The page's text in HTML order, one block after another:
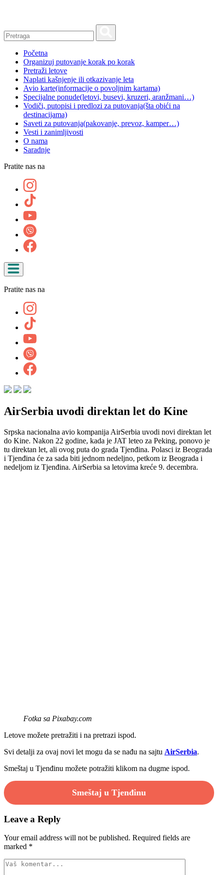
Početna
Organizuj putovanje korak po korak
Pretraži letove
Naplati kašnjenje ili otkazivanje leta
Avio karte(informacije o povoljnim kartama)
Specijalne ponude(letovi, busevi, kruzeri, aranžmani…)
Vodiči, putopisi i predlozi za putovanja(šta obići na
destinacijama)
Saveti za putovanja(pakovanje, prevoz, kamper…)
Vesti i zanimljivosti
O nama
Saradnje
Pratite nas na
Pratite nas na
AirSerbia uvodi direktan let do Kine
Srpska nacionalna avio kompanija AirSerbia uvodi novi direktan let
do Kine. Nakon 22 godine, kada je JAT leteo za Peking, ponovo je
tu direktan let, ali ovog puta do grada Tjenđina. Polasci iz Beograda
i Tjenđina će za sada biti jednom nedeljno, petkom iz Beograda i
nedeljom iz Tjenđina. AirSerbia sa letovima kreće 9. decembra.
Fotka sa Pixabay.com
Letove možete pretražiti i na pretrazi ispod.
Svi detalji za ovaj novi let mogu da se nađu na sajtu AirSerbia.
Smeštaj u Tjenđinu možete potražiti klikom na dugme ispod.
Smeštaj u Tjenđinu
Leave a Reply
Your email address will not be published. Required fields are
marked *